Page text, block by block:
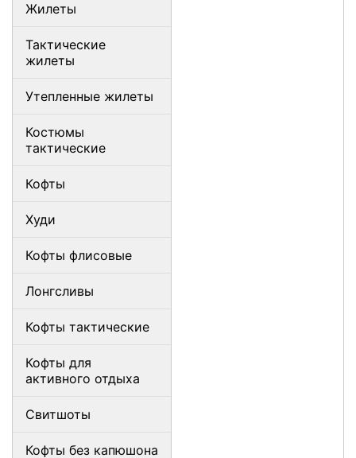
Жилеты
Тактические
жилеты
Утепленные жилеты
Костюмы
тактические
Кофты
Худи
Кофты флисовые
Лонгсливы
Кофты тактические
Кофты для
активного отдыха
Свитшоты
Кофты без капюшона